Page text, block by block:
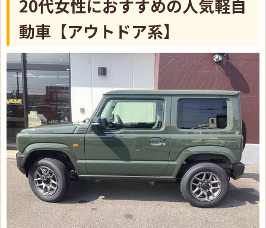
20代女性におすすめの人気軽自
動車【アウトドア系】